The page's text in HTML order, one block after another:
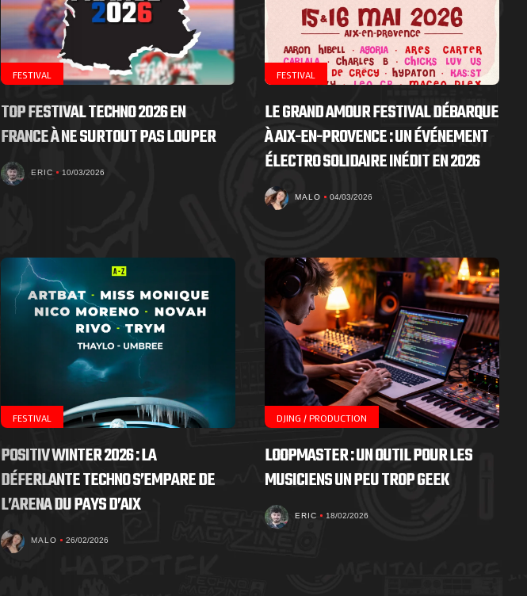
FESTIVAL
TOP FESTIVAL TECHNO 2026 EN
FRANCE À NE SURTOUT PAS LOUPER
ERIC 10/03/2026
FESTIVAL
LE GRAND AMOUR FESTIVAL DÉBARQUE
À AIX-EN-PROVENCE : UN ÉVÉNEMENT
ÉLECTRO SOLIDAIRE INÉDIT EN 2026
MALO 04/03/2026
FESTIVAL
POSITIV WINTER 2026 : LA
DÉFERLANTE TECHNO S’EMPARE DE
L’ARENA DU PAYS D’AIX
MALO 26/02/2026
DJING / PRODUCTION
LOOPMASTER : UN OUTIL POUR LES
MUSICIENS UN PEU TROP GEEK
ERIC 18/02/2026